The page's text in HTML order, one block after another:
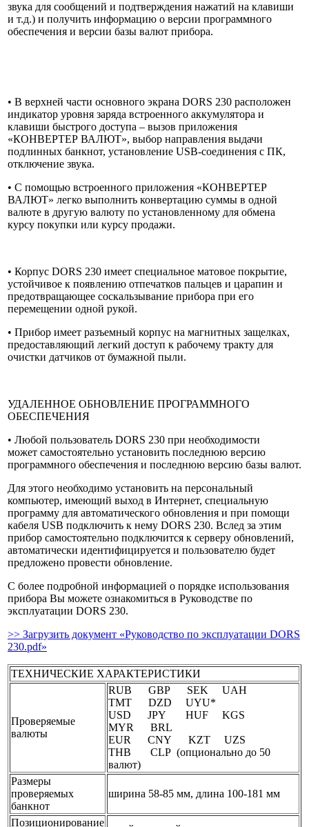
звука для сообщений и подтверждения нажатий на клавиши
и т.д.) и получить информацию о версии программного
обеспечения и версии базы валют прибора.
• В верхней части основного экрана DORS 230 расположен
индикатор уровня заряда встроенного аккумулятора и
клавиши быстрого доступа – вызов приложения
«КОНВЕРТЕР ВАЛЮТ», выбор направления выдачи
подлинных банкнот, установление USB-соединения с ПК,
отключение звука.
• С помощью встроенного приложения «КОНВЕРТЕР
ВАЛЮТ» легко выполнить конвертацию суммы в одной
валюте в другую валюту по установленному для обмена
курсу покупки или курсу продажи.
• Корпус DORS 230 имеет специальное матовое покрытие,
устойчивое к появлению отпечатков пальцев и царапин и
предотвращающее соскальзывание прибора при его
перемещении одной рукой.
• Прибор имеет разъемный корпус на магнитных защелках,
предоставляющий легкий доступ к рабочему тракту для
очистки датчиков от бумажной пыли.
УДАЛЕННОЕ ОБНОВЛЕНИЕ ПРОГРАММНОГО
ОБЕСПЕЧЕНИЯ
• Любой пользователь DORS 230 при необходимости
может самостоятельно установить последнюю версию
программного обеспечения и последнюю версию базы валют.
Для этого необходимо установить на персональный
компьютер, имеющий выход в Интернет, специальную
программу для автоматического обновления и при помощи
кабеля USB подключить к нему DORS 230. Вслед за этим
прибор самостоятельно подключится к серверу обновлений,
автоматически идентифицируется и пользователю будет
предложено провести обновление.
С более подробной информацией о порядке использования
прибора Вы можете ознакомиться в Руководстве по
эксплуатации DORS 230.
>> Загрузить документ «Руководство по эксплуатации DORS
230.pdf»
ТЕХНИЧЕСКИЕ ХАРАКТЕРИСТИКИ
Проверяемые
валюты
RUB GBP SEK UAH
TMT DZD UYU*
USD JPY HUF KGS
MYR BRL
EUR CNY KZT UZS
THB CLP (опционально до 50
валют)
Размеры
проверяемых
банкнот
ширина 58-85 мм, длина 100-181 мм
Позиционирование